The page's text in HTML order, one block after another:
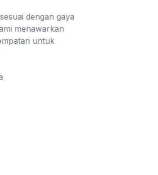
dengan gaya
menawarkan
untuk